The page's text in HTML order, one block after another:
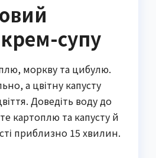
супу
моркву та цибулю.
а цвітну капусту
Доведіть воду до
картоплю та капусту й
приблизно 15 хвилин.